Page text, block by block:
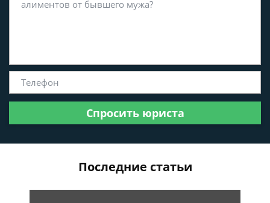
Спросить юриста
Последние статьи